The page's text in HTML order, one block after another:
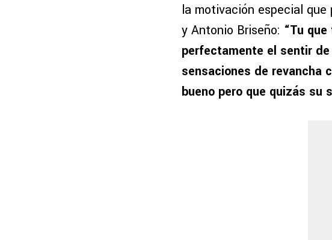
la motivación especial que
y Antonio Briseño: “Tu
perfectamente el sentir
sensaciones de revancha
bueno pero que quizás su